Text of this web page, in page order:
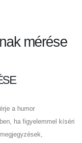
mérése
a humor
ha figyelemmel kíséri